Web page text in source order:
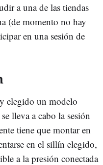
a una de las tiendas
(de momento no hay
en una sesión de
elegido un modelo
lleva a cabo la sesión
tiene que montar en
en el sillín elegido,
a la presión conectada